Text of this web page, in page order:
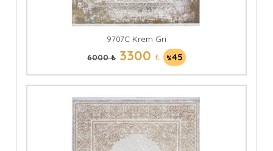
9707C Krem Gri
6000 ₺3300 ₺ %45